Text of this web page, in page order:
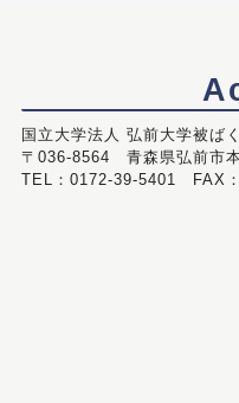
国立大学法人 弘前大学被ば
〒036-8564 青森県弘前市
TEL：0172-39-5401 FAX